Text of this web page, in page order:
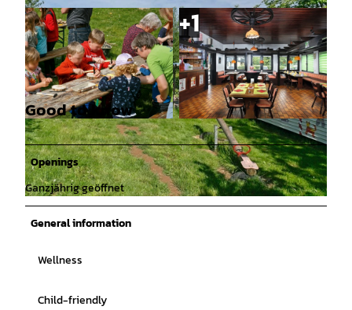
© Helmut KNAUS KG Campingparks |
CC-BY-SA
© Helmut KNAUS KG Campingparks |
CC-BY-SA
Good to know
Openings
Ganzjährig geöffnet
General information
Wellness
Child-friendly